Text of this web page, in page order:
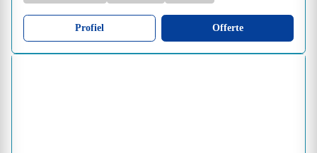
Profiel Offerte